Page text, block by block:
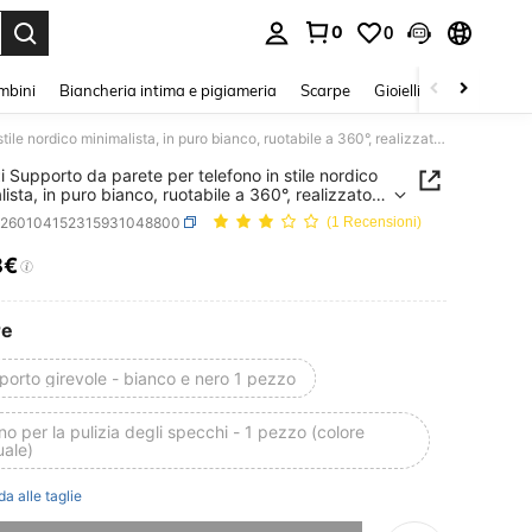
0 0
Biancheria intima e pigiameria Scarpe Gioielli E Accessori
2 pezzi Supporto da parete per telefono in stile nordico minimalista, in puro bianco, ruotabile a 360°, realizzato in materiale ABS rinforzato, stabile e anti-caduta, compatibile con serie 14/13/12/11 Pro, articolo pratico per la festa del papà, accessori da bagno
Supporto da parete per telefono in stile nordico
in puro bianco, ruotabile a 360°, realizzato in
ABS rinforzato, stabile e anti-caduta,
con serie 14/13/12/11 Pro, articolo pratico
del papà, accessori da bagno
(1 Recensioni)
AND AVAILABILITY
girevole - bianco e nero 1 pezzo
per la pulizia degli specchi - 1 pezzo (colore
alle taglie